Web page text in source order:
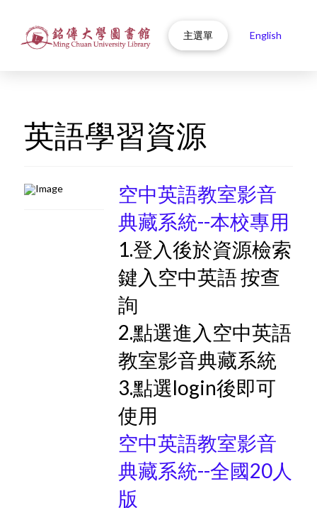
主選單 English
英語學習資源
空中英語教室影音
典藏系統--本校專用
1.登入後於資源檢索
鍵入空中英語 按查
詢
2.點選進入空中英語
教室影音典藏系統
3.點選login後即可
使用
空中英語教室影音
典藏系統--全國20人
版